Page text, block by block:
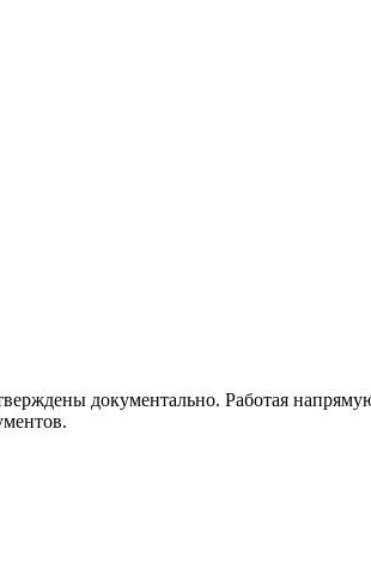
документально. Работая